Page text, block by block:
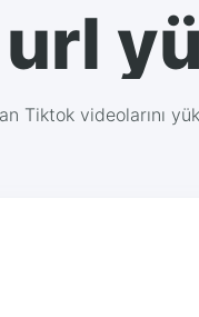
Tiktok videolarını